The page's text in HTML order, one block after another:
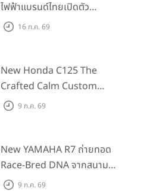
ไฟฟ้าแบรนด์ไทยเปิดตัว
ARENA ที่มาในราคาพิเศษ
555 คันแรกรับฟรี Adapter
Type2 ฟรี
16 ก.ค. 69
New Honda C125 The
Crafted Calm Custom
Edition ถ่ายทอดความคลาสสิ
House Flagship Store ทั่ว
ประเทศ
9 ก.ค. 69
New YAMAHA R7 ถ่ายทอด
Race-Bred DNA จากสนาม
แข่งสู่ซูเปอร์สปอร์ตคลาสกลาง
9 ก.ค. 69